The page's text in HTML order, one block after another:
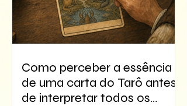
Como perceber a essência
de uma carta do Tarô antes
de interpretar todos os